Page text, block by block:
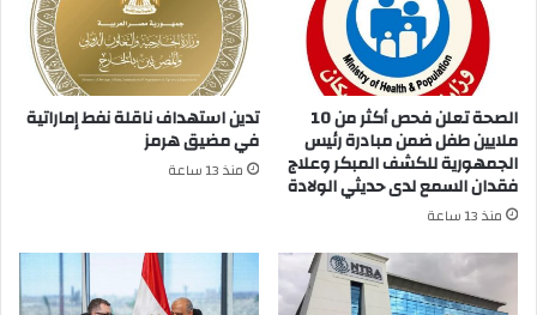
الصحة تعلن فحص أكثر من 10
ملايين طفل ضمن مبادرة رئيس
الجمهورية للكشف المبكر وعلاج
فقدان السمع لدى حديثي الولادة
منذ 13 ساعة
تدين استهداف ناقلة نفط إماراتية
في مضيق هرمز
منذ 13 ساعة